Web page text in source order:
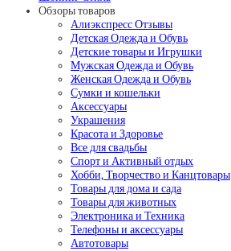
Обзоры товаров
Алиэкспресс Отзывы
Детская Одежда и Обувь
Детские товары и Игрушки
Мужская Одежда и Обувь
Женская Одежда и Обувь
Сумки и кошельки
Аксессуары
Украшения
Красота и Здоровье
Все для свадьбы
Спорт и Активный отдых
Хобби, Творчество и Канцтовары
Товары для дома и сада
Товары для животных
Электроника и Техника
Телефоны и аксессуары
Автотовары